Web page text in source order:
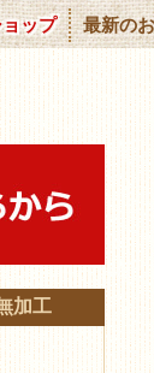
ップ 最新の
工